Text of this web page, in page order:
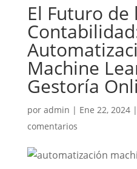
El Futuro de
Machine
Gestoría
por admin | Ene 22, 2024|
comentarios